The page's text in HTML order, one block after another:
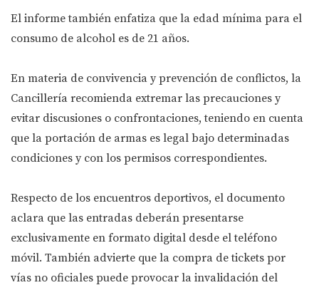
El informe también enfatiza que la edad mínima para el
consumo de alcohol es de 21 años.
En materia de convivencia y prevención de conflictos, la
Cancillería recomienda extremar las precauciones y
evitar discusiones o confrontaciones, teniendo en cuenta
que la portación de armas es legal bajo determinadas
condiciones y con los permisos correspondientes.
Respecto de los encuentros deportivos, el documento
aclara que las entradas deberán presentarse
exclusivamente en formato digital desde el teléfono
móvil. También advierte que la compra de tickets por
vías no oficiales puede provocar la invalidación del